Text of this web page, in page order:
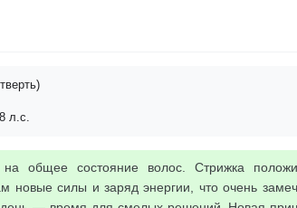
л.с.
на общее состояние волос. Стрижка
новые силы и заряд энергии, что очень